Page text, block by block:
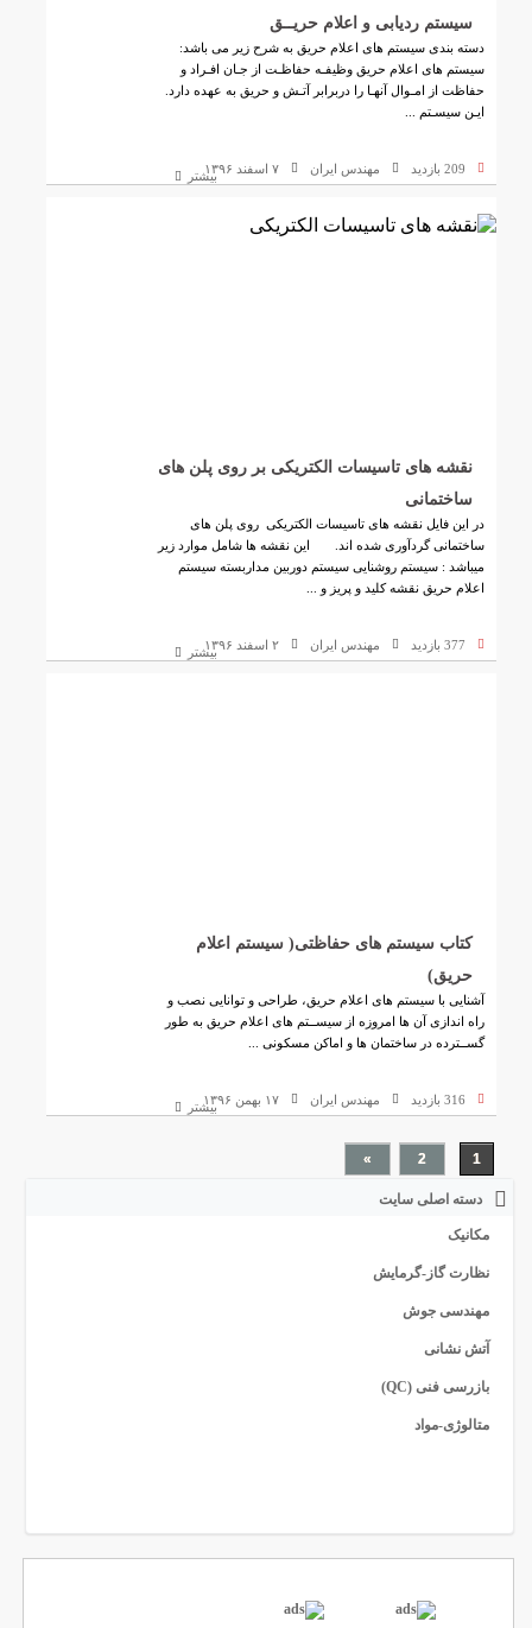
سیستم ردیابی و اعلام حریــق
دسته بندی سیستم های اعلام حریق به شرح زیر می باشد:
سیستم های اعلام حریق وظیفـه حفاظـت از جـان افـراد و
حفاظت از امـوال آنهـا را دربرابر آتـش و حریق به عهده دارد.
ایـن سیسـتم ...
209 بازدید مهندس ایران ۷ اسفند ۱۳۹۶ بیشتر
نقشه های تاسیسات الکتریکی بر روی پلن های
ساختمانی
در این فایل نقشه های تاسیسات الکتریکی روی پلن های
ساختمانی گردآوری شده اند. این نقشه ها شامل موارد زیر
میباشد : سیستم روشنایی سیستم دوربین مداربسته سیستم
اعلام حریق نقشه کلید و پریز و ...
377 بازدید مهندس ایران ۲ اسفند ۱۳۹۶ بیشتر
کتاب سیستم های حفاظتی( سیستم اعلام
حریق)
آشنايی با سیستم های اعلام حريق، طراحی و توانايی نصب و
راه اندازی آن ها امروزه از سیســتم های اعلام حریق به طور
گســترده در ساختمان ها و اماکن مسکونی ...
316 بازدید مهندس ایران ۱۷ بهمن ۱۳۹۶ بیشتر
1
2
»
دسته اصلی سایت
مکانیک
نظارت گاز-گرمایش
مهندسی جوش
آتش نشانی
بازرسی فنی (QC)
متالوژی-مواد